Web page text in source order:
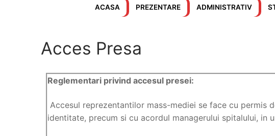
ACASA PREZENTARE ADMINISTRATIV
Acces Presa
Reglementari privind accesul presei:
Accesul reprezentantilor mass-mediei se face cu
identitate, precum si cu acordul managerului spitalului, in